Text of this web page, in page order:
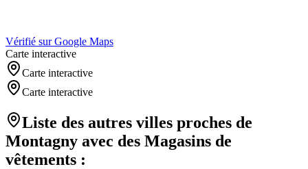
Vérifié sur Google Maps
Carte interactive
Carte interactive
Carte interactive
Liste des autres villes proches de
Montagny avec des Magasins de
vêtements :